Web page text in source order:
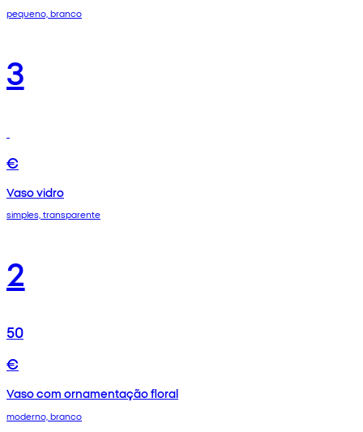
pequeno, branco
3
€
Vaso vidro
simples, transparente
2
50
€
Vaso com ornamentação floral
moderno, branco